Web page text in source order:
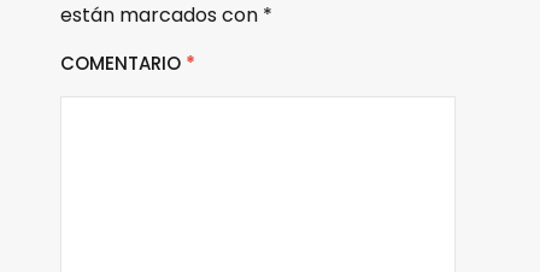
están marcados con *
COMENTARIO *